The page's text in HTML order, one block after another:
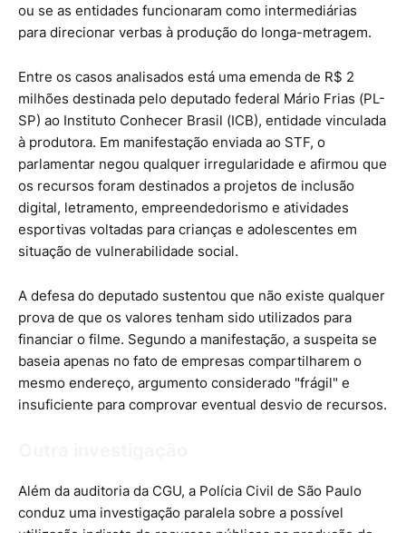
ou se as entidades funcionaram como intermediárias
para direcionar verbas à produção do longa-metragem.
Entre os casos analisados está uma emenda de R$ 2
milhões destinada pelo deputado federal Mário Frias (PL-
SP) ao Instituto Conhecer Brasil (ICB), entidade vinculada
à produtora. Em manifestação enviada ao STF, o
parlamentar negou qualquer irregularidade e afirmou que
os recursos foram destinados a projetos de inclusão
digital, letramento, empreendedorismo e atividades
esportivas voltadas para crianças e adolescentes em
situação de vulnerabilidade social.
A defesa do deputado sustentou que não existe qualquer
prova de que os valores tenham sido utilizados para
financiar o filme. Segundo a manifestação, a suspeita se
baseia apenas no fato de empresas compartilharem o
mesmo endereço, argumento considerado "frágil" e
insuficiente para comprovar eventual desvio de recursos.
Além da auditoria da CGU, a Polícia Civil de São Paulo
conduz uma investigação paralela sobre a possível